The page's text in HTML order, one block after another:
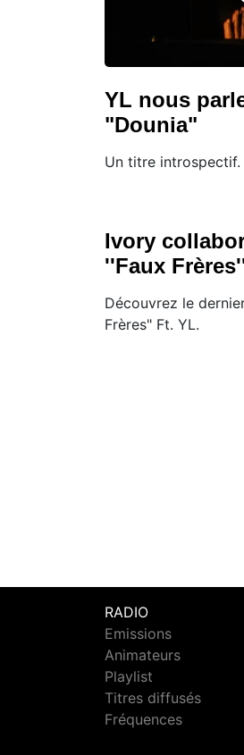
YL nous
"Dounia"
Un titre introspectif.
Ivory
''Faux
Découvrez le
Frères" Ft. YL.
RADIO
Emissions
Animateurs
Playlist
Titres diffusés
Fréquences